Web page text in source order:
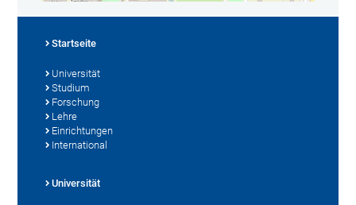
Startseite
Universität
Studium
Forschung
Lehre
Einrichtungen
International
Universität